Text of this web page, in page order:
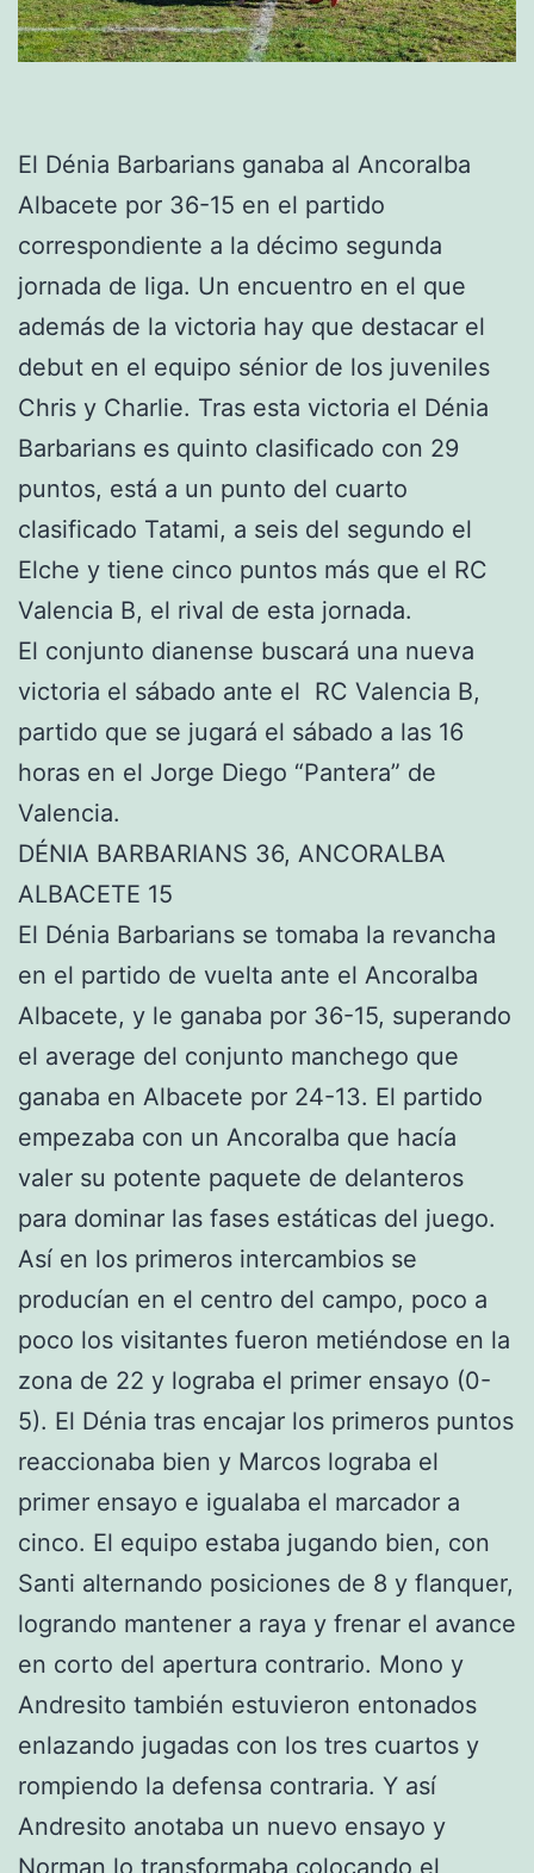
El Dénia Barbarians ganaba al Ancoralba
Albacete por 36-15 en el partido
correspondiente a la décimo segunda
jornada de liga. Un encuentro en el que
además de la victoria hay que destacar el
debut en el equipo sénior de los juveniles
Chris y Charlie. Tras esta victoria el Dénia
Barbarians es quinto clasificado con 29
puntos, está a un punto del cuarto
clasificado Tatami, a seis del segundo el
Elche y tiene cinco puntos más que el RC
Valencia B, el rival de esta jornada.
El conjunto dianense buscará una nueva
victoria el sábado ante el RC Valencia B,
partido que se jugará el sábado a las 16
horas en el Jorge Diego “Pantera” de
Valencia.
DÉNIA BARBARIANS 36, ANCORALBA
ALBACETE 15
El Dénia Barbarians se tomaba la revancha
en el partido de vuelta ante el Ancoralba
Albacete, y le ganaba por 36-15, superando
el average del conjunto manchego que
ganaba en Albacete por 24-13. El partido
empezaba con un Ancoralba que hacía
valer su potente paquete de delanteros
para dominar las fases estáticas del juego.
Así en los primeros intercambios se
producían en el centro del campo, poco a
poco los visitantes fueron metiéndose en la
zona de 22 y lograba el primer ensayo (0-
5). El Dénia tras encajar los primeros puntos
reaccionaba bien y Marcos lograba el
primer ensayo e igualaba el marcador a
cinco. El equipo estaba jugando bien, con
Santi alternando posiciones de 8 y flanquer,
logrando mantener a raya y frenar el avance
en corto del apertura contrario. Mono y
Andresito también estuvieron entonados
enlazando jugadas con los tres cuartos y
rompiendo la defensa contraria. Y así
Andresito anotaba un nuevo ensayo y
Norman lo transformaba colocando el